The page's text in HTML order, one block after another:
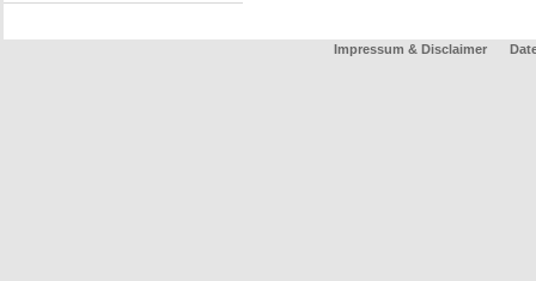
Impressum & Disclaimer